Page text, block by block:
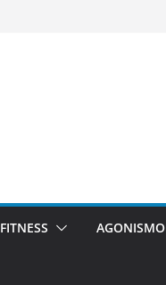
FITNESS AGONISMO